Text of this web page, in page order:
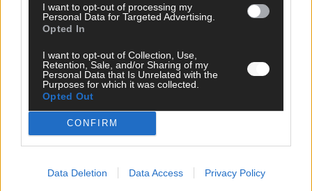
I want to opt-out of processing my
Personal Data for Targeted Advertising.
Opted In
I want to opt-out of Collection, Use,
Retention, Sale, and/or Sharing of my
Personal Data that Is Unrelated with the
Purposes for which it was collected.
Opted Out
CONFIRM
Data Deletion Data Access Privacy Policy
ÜBER UNS
Unternehmensporträt
Ehtikrichtlinie & Faktencheck